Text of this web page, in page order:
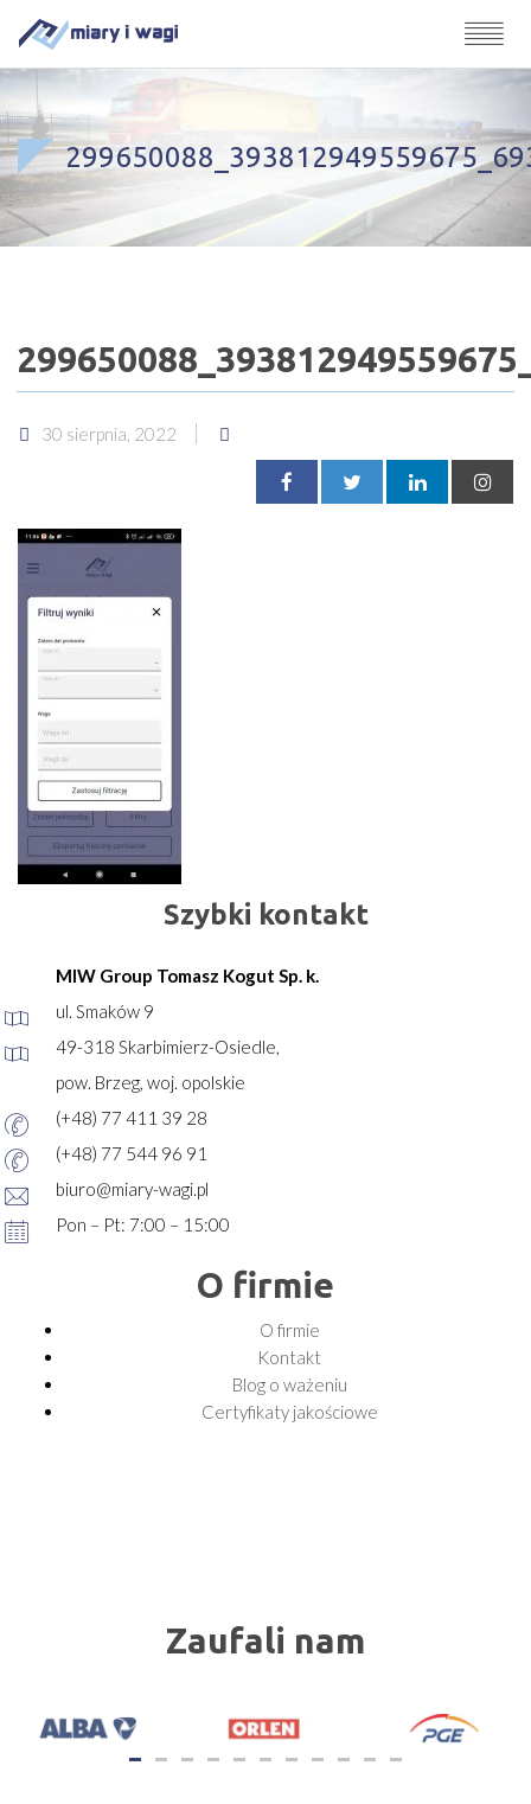
30 sierpnia, 2022
Szybki kontakt
MIW Group Tomasz Kogut Sp. k.
ul. Smaków 9
49-318 Skarbimierz-Osiedle,
pow. Brzeg, woj. opolskie
(+48) 77 411 39 28
(+48) 77 544 96 91
biuro@miary-wagi.pl
Pon – Pt: 7:00 – 15:00
O firmie
O firmie
Kontakt
Blog o ważeniu
Certyfikaty jakościowe
Zaufali nam